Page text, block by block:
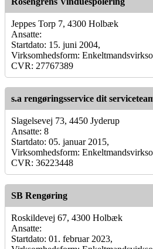
Jeppes Torp 7, 4300 Holbæk
Ansatte:
Startdato: 15. juni 2004,
Virksomhedsform:
CVR: 27767389
s.a rengøringsservice dit
Slagelsevej 73, 4450 Jyderup
Ansatte: 8
Startdato: 05. januar 2015,
Virksomhedsform:
CVR: 36223448
SB Rengøring
Roskildevej 67, 4300 Holbæk
Ansatte:
Startdato: 01. februar 2023,